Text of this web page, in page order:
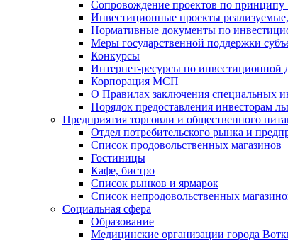
Сопровождение проектов по принципу
Инвестиционные проекты
Нормативные документы по
Меры государственной поддержки
Конкурсы
Интернет-ресурсы по инвестиционной
Корпорация МСП
О Правилах заключения специальных
Порядок предоставления инвесторам
Предприятия торговли и общественного
Отдел потребительского рынка и
Список продовольственных магазинов
Гостиницы
Кафе, бистро
Cписок рынков и ярмарок
Список непродовольственных
Социальная сфера
Образование
Медицинские организации города